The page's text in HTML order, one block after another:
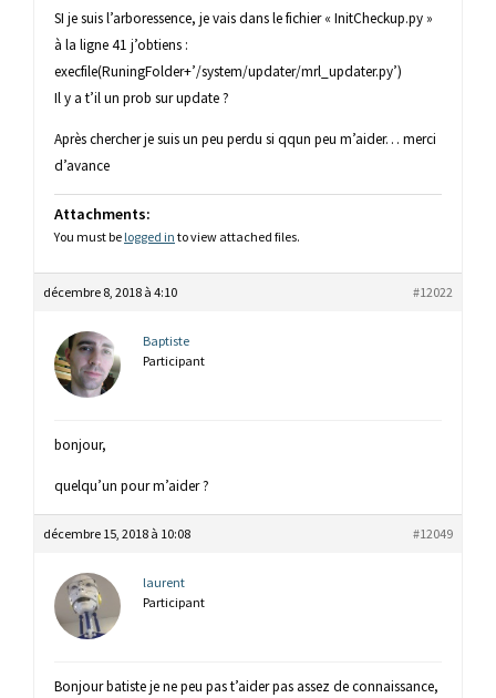
SI je suis l’arboressence, je vais dans le fichier « InitCheckup.py »
à la ligne 41 j’obtiens :
execfile(RuningFolder+’/system/updater/mrl_updater.py’)
Il y a t’il un prob sur update ?
Après chercher je suis un peu perdu si qqun peu m’aider… merci
d’avance
Attachments:
You must be logged in to view attached files.
décembre 8, 2018 à 4:10 #12022
Baptiste
Participant
bonjour,
quelqu’un pour m’aider ?
décembre 15, 2018 à 10:08 #12049
laurent
Participant
Bonjour batiste je ne peu pas t’aider pas assez de connaissance,